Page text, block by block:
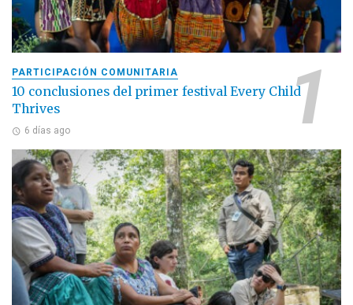
PARTICIPACIÓN COMUNITARIA
10 conclusiones del primer festival Every Child
Thrives
6 días ago